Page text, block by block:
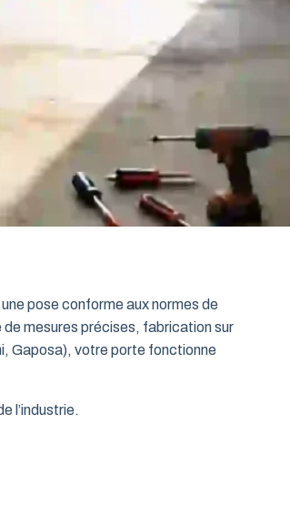
pose conforme aux normes de
de mesures précises, fabrication sur
Gaposa), votre porte fonctionne
l’industrie.